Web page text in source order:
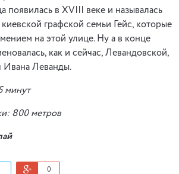
появилась в XVIII веке и называлась
киевской графской семьи Гейс, которые
на этой улице. Ну а в конце
как и сейчас, Левандовской,
Ивана Леванды.
минут
800 метров
0